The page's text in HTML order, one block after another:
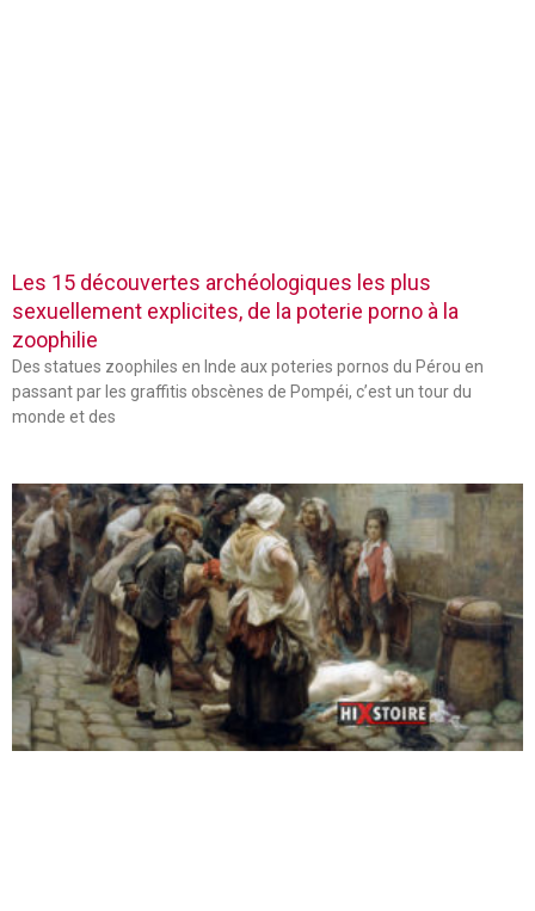
Les 15 découvertes archéologiques les plus
sexuellement explicites, de la poterie porno à la
zoophilie
Des statues zoophiles en Inde aux poteries pornos du Pérou en
passant par les graffitis obscènes de Pompéi, c’est un tour du
monde et des